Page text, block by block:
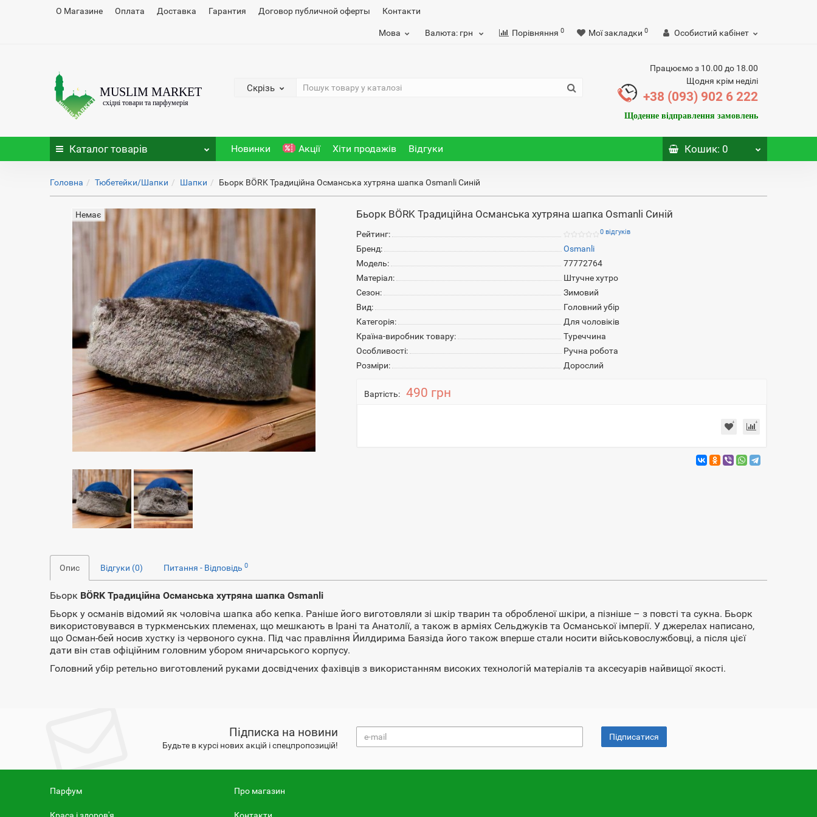
О Магазине Оплата Доставка Гарантия Договор публичной оферты Контакти
Мова Валюта: грн Порівняння 0 Мої закладки 0 Особистий кабінет
Скрізь
Працюємо з 10.00 до 18.00
Щодня крім неділі
+38 (093) 902 6 222
Щоденне відправлення замовлень
Каталог товарів Новинки Акції Хіти продажів Відгуки Кошик: 0
Головна Тюбетейки/Шапки Шапки Бьорк BÖRK Традиційна Османська хутряна шапка Osmanli Синій
Немає Бьорк BÖRK Традиційна Османська хутряна шапка Osmanli Синій
Рейтинг: 0 відгуків
Бренд:
Osmanli
Модель:
77772764
Матеріал:
Штучне хутро
Сезон:
Зимовий
Вид:
Головний убір
Категорія:
Для чоловіків
Країна-виробник товару:
Туреччина
Особливості:
Ручна робота
Розміри:
Дорослий
Вартість: 490 грн
Опис Відгуки (0) Питання - Відповідь0
Бьорк BÖRK Традиційна Османська хутряна шапка Osmanli
Бьорк у османів відомий як чоловіча шапка або кепка. Раніше його виготовляли зі шкір тварин та обробленої шкіри, а пізніше – з повсті та сукна. Бьорк
використовувався в туркменських племенах, що мешкають в Ірані та Анатолії, а також в арміях Сельджуків та Османської імперії. У джерелах написано,
що Осман-бей носив хустку із червоного сукна. Під час правління Йилдирима Баязіда його також вперше стали носити військовослужбовці, а після цієї
дати він став офіційним головним убором яничарського корпусу.
Головний убір ретельно виготовлений руками досвідчених фахівців з використанням високих технологій матеріалів та аксесуарів найвищої якості.
Підписка на новини
Будьте в курсі нових акцій і спецпропозицій!
Підписатися
Парфум Про магазин